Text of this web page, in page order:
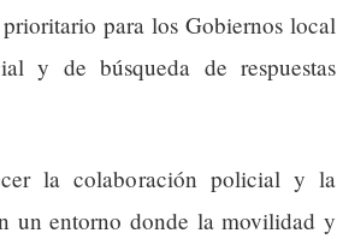
para los Gobiernos local
y de búsqueda de respuestas
la colaboración policial y la
un entorno donde la movilidad y